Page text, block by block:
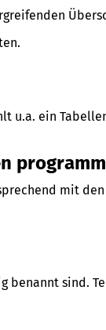
u.a. ein
mit
sind.